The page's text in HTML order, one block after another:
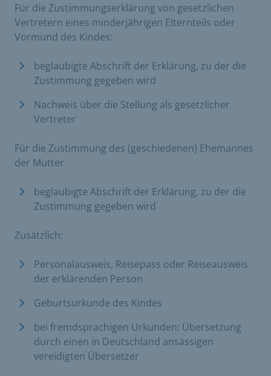
Für die Zustimmungserklärung von gesetzlichen
Vertretern eines minderjährigen Elternteils oder
Vormund des Kindes:
beglaubigte Abschrift der Erklärung, zu der die
Zustimmung gegeben wird
Nachweis über die Stellung als gesetzlicher
Vertreter
Für die Zustimmung des (geschiedenen) Ehemannes
der Mutter
beglaubigte Abschrift der Erklärung, zu der die
Zustimmung gegeben wird
Zusätzlich:
Personalausweis, Reisepass oder Reiseausweis
der erklärenden Person
Geburtsurkunde des Kindes
bei fremdsprachigen Urkunden: Übersetzung
durch einen in Deutschland ansässigen
vereidigten Übersetzer